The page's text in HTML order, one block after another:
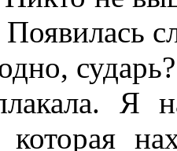
Появилась
сударь?
Я
которая